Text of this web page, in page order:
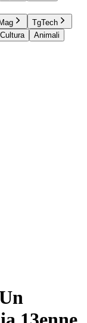
TgTech
Cultura
Animali